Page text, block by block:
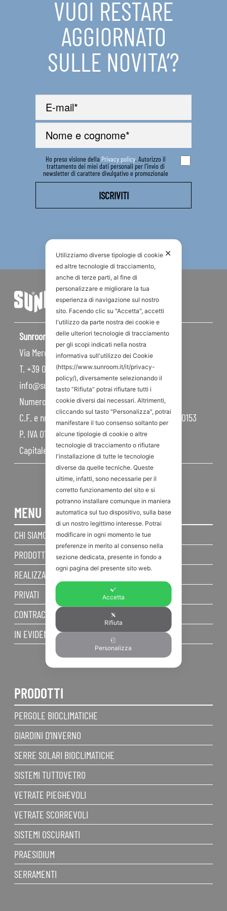
IN EVIDENZA
CONTATTI
VUOI RESTARE
AGGIORNATO
SULLE NOVITA’?
Ho preso visione della Privacy policy. Autorizzo il
trattamento dei miei dati personali per l’invio di
newsletter di carattere divulgativo e promozionale
Sunroom S.p.A – Sede Legale
Via Mercadante, 10 – 47841 Cattolica RN – Italy
T. +39 0541 834011
info@sunroom.it
Numero REA RN – 225109
C.F. e nr. iscrizione al Registro Imprese 07879990153
P. IVA 01968830404
Capitale Sociale 450.000,00 I.V.
MENU
CHI SIAMO
PRODOTTI
REALIZZAZIONI
PRIVATI
CONTRACT
IN EVIDENZA
PRODOTTI
PERGOLE BIOCLIMATICHE
GIARDINI D’INVERNO
SERRE SOLARI BIOCLIMATICHE
SISTEMI TUTTOVETRO
VETRATE PIEGHEVOLI
VETRATE SCORREVOLI
SISTEMI OSCURANTI
PRAESIDIUM
SERRAMENTI
✕
Utilizziamo diverse tipologie di cookie
ed altre tecnologie di tracciamento,
anche di terze parti, al fine di
personalizzare e migliorare la tua
esperienza di navigazione sul nostro
sito. Facendo clic su "Accetta", accetti
l'utilizzo da parte nostra dei cookie e
delle ulteriori tecnologie di tracciamento
per gli scopi indicati nella nostra
informativa sull'utilizzo dei Cookie
(https://www.sunroom.it/it/privacy-
policy/), diversamente selezionando il
tasto “Rifiuta” potrai rifiutare tutti i
cookie diversi dai necessari. Altrimenti,
cliccando sul tasto "Personalizza", potrai
manifestare il tuo consenso soltanto per
alcune tipologie di cookie o altre
tecnologie di tracciamento o rifiutare
l'installazione di tutte le tecnologie
diverse da quelle tecniche. Queste
ultime, infatti, sono necessarie per il
corretto funzionamento del sito e si
potranno installare comunque in maniera
automatica sul tuo dispositivo, sulla base
di un nostro legittimo interesse. Potrai
modificare in ogni momento le tue
preferenze in merito al consenso nella
sezione dedicata, presente in fondo a
ogni pagina del presente sito web.
Accetta
Rifiuta
Personalizza